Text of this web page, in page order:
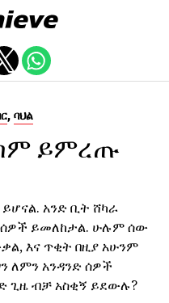
, ባህል
ይምረጡ
አንድ ቢት ሸካራ
ሰዎች ይመለከታል. ሁሉም ሰው
እና ጥቂት በዚያ አሁንም
ለምን አንዳንድ ሰዎች
ጊዜ ብቻ አስቂኝ ይደውሉ?